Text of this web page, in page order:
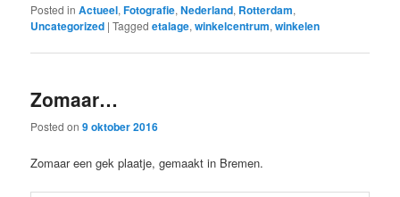
Posted in Actueel,Fotografie,Nederland, Rotterdam,
Uncategorized |Tagged etalage,winkelcentrum,winkelen
Zomaar…
Posted on9 oktober 2016
Zomaar een gek plaatje, gemaakt in Bremen.